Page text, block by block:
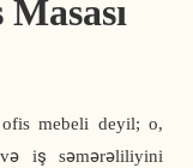
mebeli deyil; o,
iş səmərəliliyini